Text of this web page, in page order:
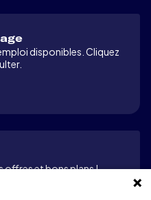
disponibles. Cliquez
offres et bons plans !